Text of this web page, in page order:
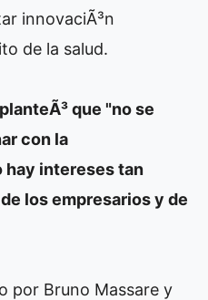
innovaciÃ³n
de la salud.
que "no se
con la
hay intereses tan
los empresarios y de
por Bruno Massare y